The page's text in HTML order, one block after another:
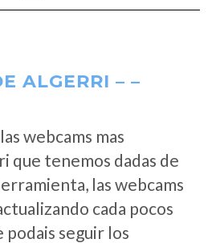
ALGERRI – –
webcams mas
que tenemos dadas de
las webcams
cada pocos
podais seguir los